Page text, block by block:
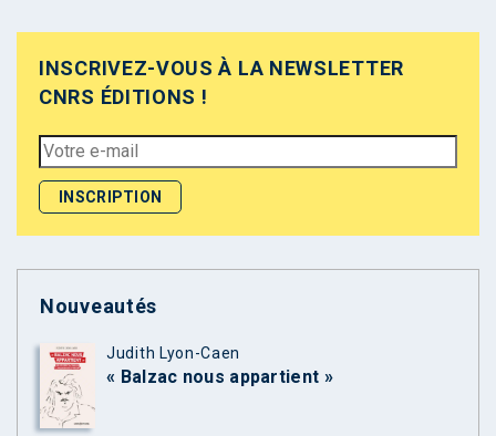
INSCRIVEZ-VOUS À LA NEWSLETTER
CNRS ÉDITIONS !
Nouveautés
Judith Lyon-Caen
« Balzac nous appartient »